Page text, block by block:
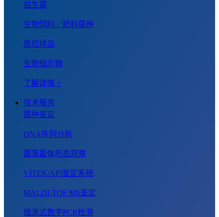
益生菌
生物饲料／肥料菌种
质控样品
生物指示物
了解详情 +
技术服务
菌种鉴定
DNA序列分析
菌落菌体形态观察
VITEK/API鉴定系统
MALDI-TOF MS鉴定
微滴式数字PCR检测